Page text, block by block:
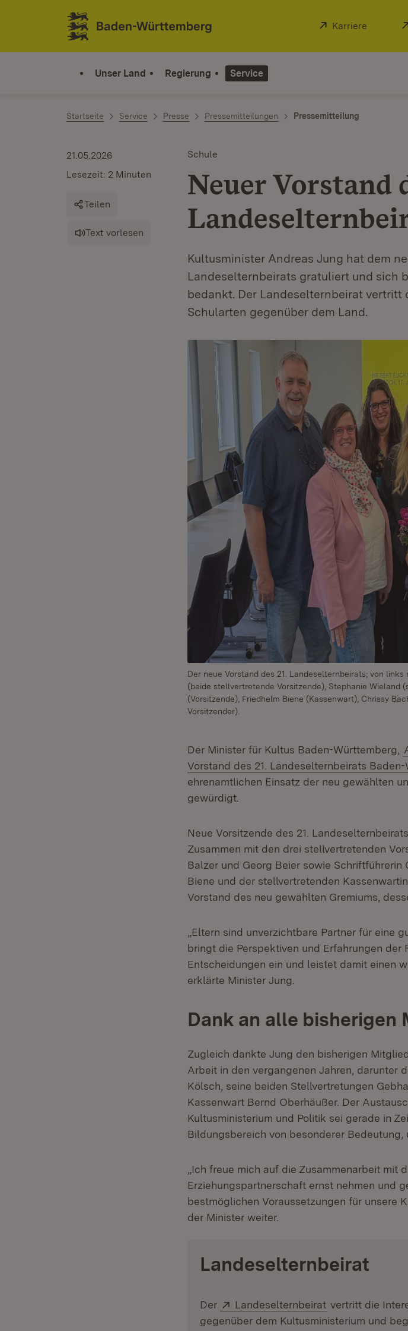
Zum Inhalt springen
Link zur Startseite
Extern:
Karriere (Öffnet
Unser Land Regierung Service
Startseite Service Presse Pressemitteilungen Pressemitteilung
Schule
Neuer Vorstand
Kultusminister Andreas Jung hat dem
Landeselternbeirats gratuliert und sich
bedankt. Der Landeselternbeirat vertritt
Schularten gegenüber dem Land.
21.05.2026
Lesezeit: 2 Minuten
Teilen
Text vorlesen
Der neue Vorstand des 21. Landeselternbeirats; von
(beide stellvertretende Vorsitzende), Stephanie Wieland
(Vorsitzende), Friedhelm Biene (Kassenwart), Chrissy
Vorsitzender).
Der Minister für Kultus Baden-Württemberg,
Vorstand des 21. Landeselternbeirats
ehrenamtlichen Einsatz der neu gewählten
gewürdigt.
Neue Vorsitzende des 21.
Zusammen mit den drei stellvertretenden
Balzer und Georg Beier sowie Schriftführerin
Biene und der stellvertretenden
Vorstand des neu gewählten Gremiums,
„Eltern sind unverzichtbare Partner für eine
bringt die Perspektiven und Erfahrungen
Entscheidungen ein und leistet damit einen
erklärte Minister Jung.
Dank an alle bisherigen
Zugleich dankte Jung den bisherigen
Arbeit in den vergangenen Jahren, darunter
Kölsch, seine beiden Stellvertretungen
Kassenwart Bernd Oberhäußer. Der
Kultusministerium und Politik sei gerade in
Bildungsbereich von besonderer Bedeutung,
„Ich freue mich auf die Zusammenarbeit mit
Erziehungspartnerschaft ernst nehmen und
bestmöglichen Voraussetzungen für unsere
der Minister weiter.
Landeselternbeirat
Der Extern:
Landeselternbeirat (Öffnet in
vertritt die
gegenüber dem Kultusministerium und